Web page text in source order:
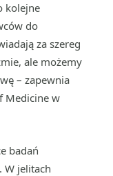
kolejne
do
za szereg
ale możemy
– zapewnia
Medicine w
badań
W jelitach